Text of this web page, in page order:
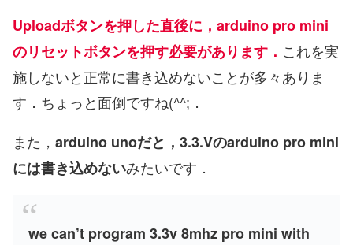
Uploadボタンを押した直後に，arduino pro mini
のリセットボタンを押す必要があります． これを実
施しないと正常に書き込めないことが多々ありま
す．ちょっと面倒ですね(^^;．
また， arduino unoだと，3.3.Vのarduino pro mini
には書き込めないみたいです．
we can’t program 3.3v 8mhz pro mini with